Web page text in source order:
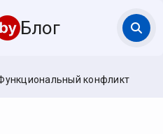
Блог
конфликт